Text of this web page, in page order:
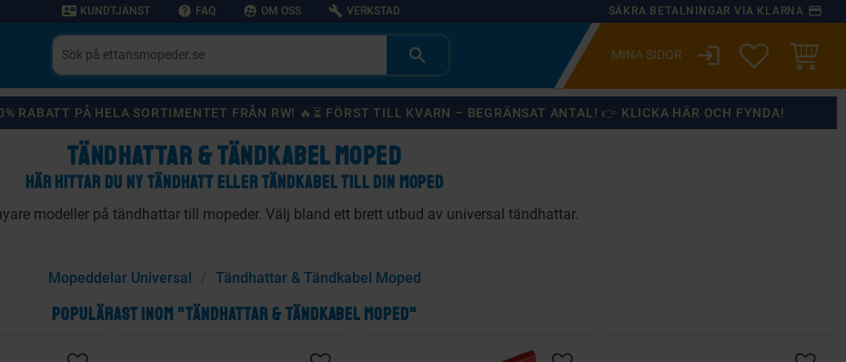
contact_mail KUNDTJÄNST help FAQ supervised_user_circle OM OSS build VERKSTAD SÄKRA BETALNINGAR VIA KLARNA payment
login ÖNSKELISTA
RABATT PÅ HELA SORTIMENTET FRÅN RW! 🔥⏳ FÖRST TILL KVARN – BEGRÄNSAT ANTAL! 👉 KLICKA HÄR OCH FYNDA!
TÄNDHATTAR & TÄNDKABEL MOPED
Mopeddelar Universal Tändhattar & Tändkabel Moped
HÄR HITTAR DU NY TÄNDHATT ELLER TÄNDKABEL TILL DIN MOPED
modeller på tändhattar till mopeder. Välj bland ett brett utbud av universal tändhattar.
POPULÄRAST INOM "TÄNDHATTAR & TÄNDKABEL MOPED"